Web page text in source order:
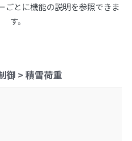
ごとに機能の説明を参照できま
す。
御 > 積雪荷重